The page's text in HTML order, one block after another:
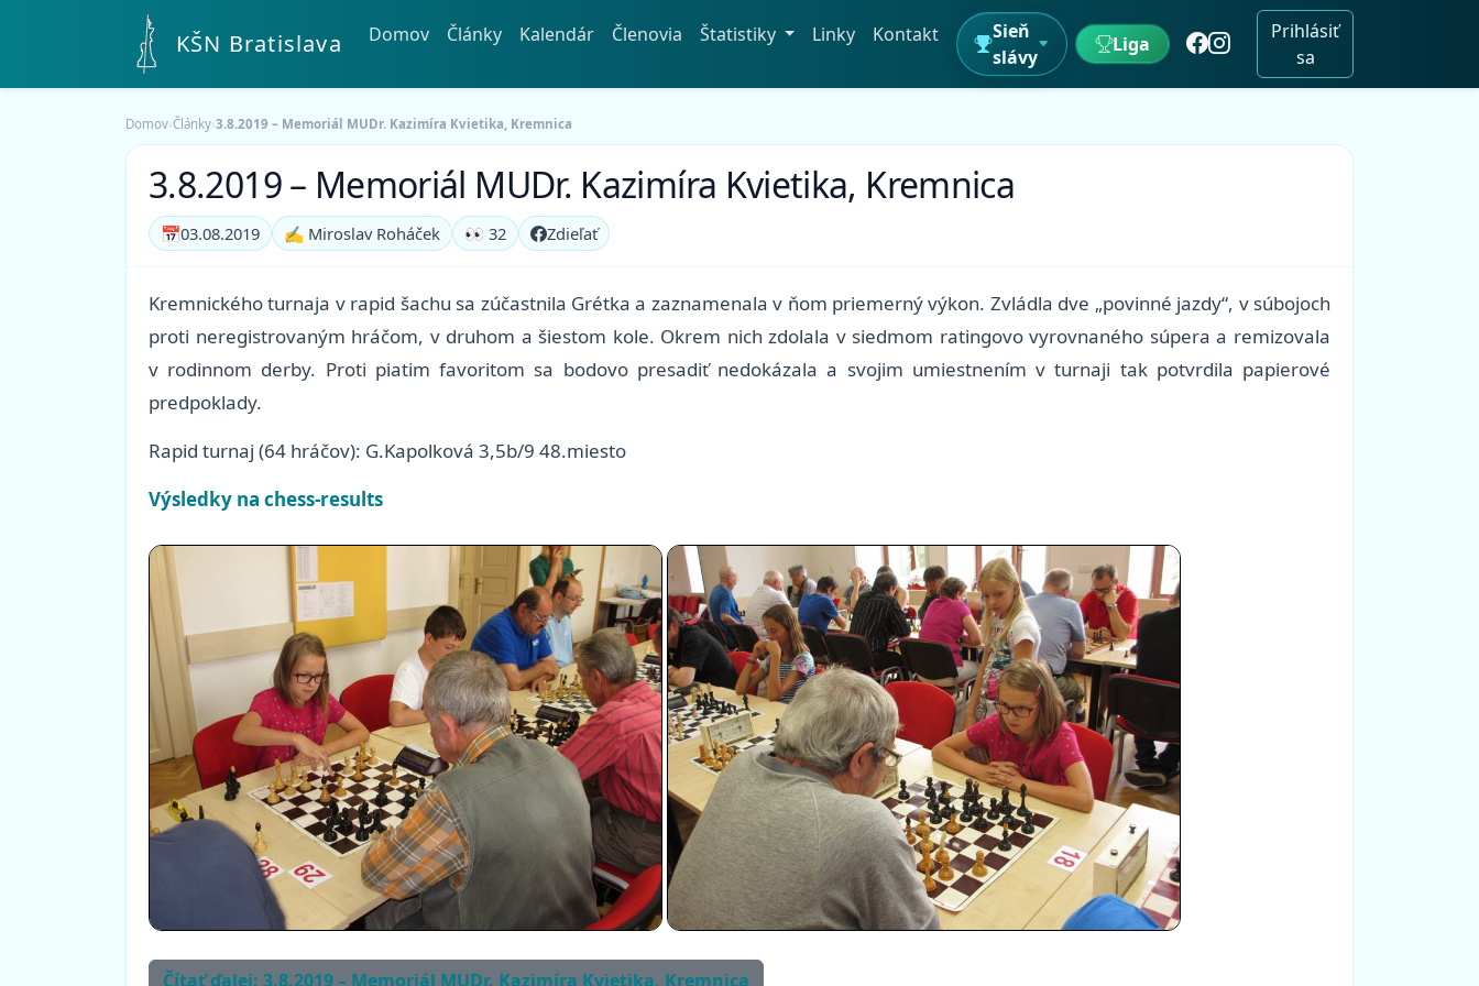
KŠN Bratislava Domov Články Kalendár Členovia Štatistiky Linky Kontakt
Sieň
slávy
Liga
Prihlásiť
sa
Domov›Články›3.8.2019 – Memoriál MUDr. Kazimíra Kvietika, Kremnica
3.8.2019 – Memoriál MUDr. Kazimíra Kvietika, Kremnica
📅03.08.2019 ✍️ Miroslav Roháček 👀 32 Zdieľať
Kremnického turnaja v rapid šachu sa zúčastnila Grétka a zaznamenala v ňom priemerný výkon. Zvládla dve „povinné jazdy“, v súbojoch
proti neregistrovaným hráčom, v druhom a šiestom kole. Okrem nich zdolala v siedmom ratingovo vyrovnaného súpera a remizovala
v rodinnom derby. Proti piatim favoritom sa bodovo presadiť nedokázala a svojim umiestnením v turnaji tak potvrdila papierové
predpoklady.
Rapid turnaj (64 hráčov): G.Kapolková 3,5b/9 48.miesto
Výsledky na chess-results
Čítať ďalej: 3.8.2019 – Memoriál MUDr. Kazimíra Kvietika, Kremnica